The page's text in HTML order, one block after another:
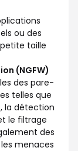
ou des
taille
(NGFW)
des pare-
telles que
la détection
le filtrage
des
menaces